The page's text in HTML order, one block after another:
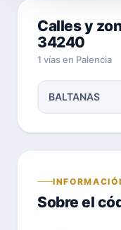
Calles y
34240
1 vías en Palencia
BALTANAS
Sobre el